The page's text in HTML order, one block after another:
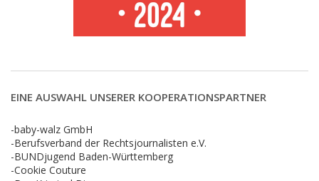
EINE AUSWAHL UNSERER KOOPERATIONSPARTNER
-baby-walz GmbH
-Berufsverband der Rechtsjournalisten e.V.
-BUNDjugend Baden-Württemberg
-Cookie Couture